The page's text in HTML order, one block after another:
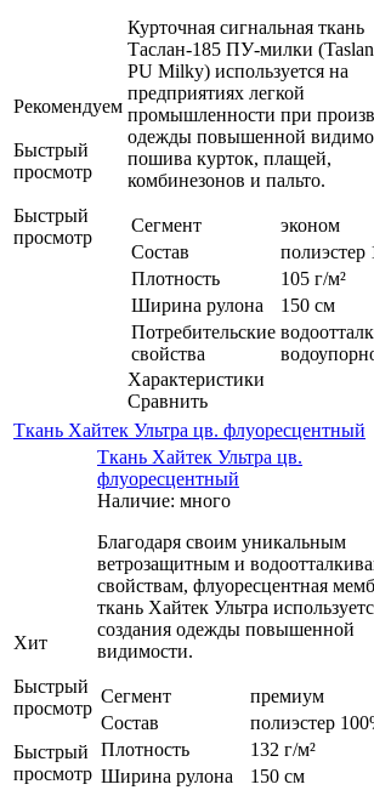
Рекомендуем
Быстрый
просмотр
Быстрый
просмотр
Курточная сигнальная ткань
Таслан-185 ПУ-милки
PU Milky) используется на
предприятиях легкой
промышленности при
одежды повышенной
пошива курток, плащей,
комбинезонов и пальто.
Сегмент
эконом
Состав
полиэстер
Плотность
105 г/м²
Ширина рулона
150 см
Потребительские
свойства
Характеристики
Сравнить
Ткань Хайтек Ультра цв. флуоресцентный
Хит
Быстрый
просмотр
Быстрый
просмотр
Ткань Хайтек Ультра цв.
флуоресцентный
Наличие: много
Благодаря своим уникальным
ветрозащитным и
свойствам, флуоресцентная
ткань Хайтек Ультра
создания одежды повышенной
видимости.
Сегмент
премиум
Состав
полиэстер
Плотность
132 г/м²
Ширина рулона
150 см